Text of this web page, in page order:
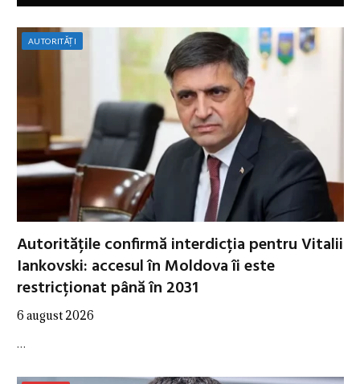
AUTORITĂȚI
Autoritățile confirmă interdicția pentru Vitalii
Iankovski: accesul în Moldova îi este
restricționat până în 2031
6 august 2026
…